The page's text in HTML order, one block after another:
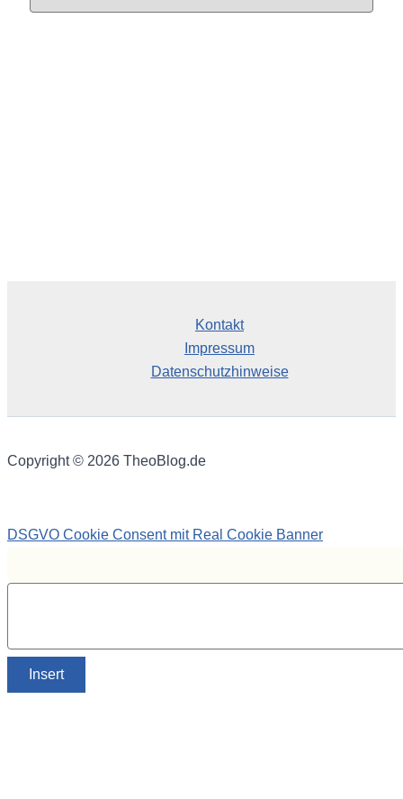
Kontakt
Impressum
Datenschutzhinweise
Copyright © 2026 TheoBlog.de
DSGVO Cookie Consent mit Real Cookie Banner
Insert